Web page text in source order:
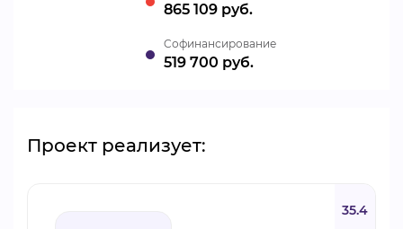
865 109 руб.
Cофинансирование
519 700 руб.
Проект реализует:
35.4